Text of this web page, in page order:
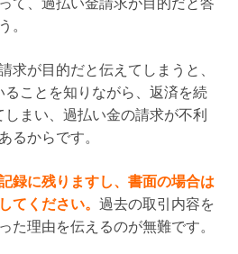
て、過払い金請求が目的だと答
。
求が目的だと伝えてしまうと、
ることを知りながら、返済を続
まい、過払い金の請求が不利
るからです。
録に残りますし、書面の場合は
てください。 過去の取引内容を
た理由を伝えるのが無難です。